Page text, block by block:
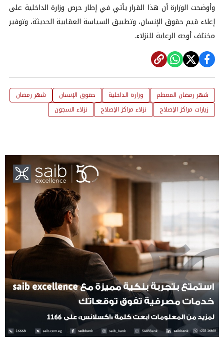
وأوضحت الوزارة أن هذا القرار يأتي في إطار حرص وزارة الداخلية على
إعلاء قيم حقوق الإنسان، وتطبيق السياسة العقابية الحديثة، وتوفير
مختلف أوجه الرعاية للنزلاء.
شهر رمضان المعظم وزارة الداخلية حقوق الإنسان
شهر رمضان
زيارات مراكز الإصلاح
نزلاء مراكز الإصلاح نزلاء السجون